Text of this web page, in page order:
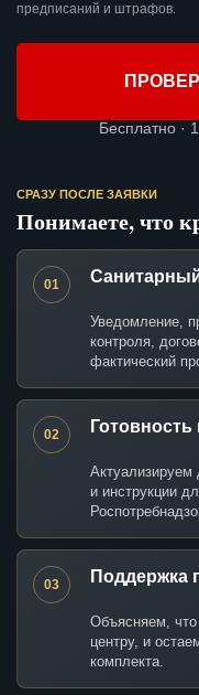
предписаний и штрафов.
Бесплатно ·
СРАЗУ ПОСЛЕ ЗАЯВКИ
Понимаете, что
01
Уведомление,
контроля,
фактический
02 Готовность
и инструкции
03 Поддержка
Объясняем, что
центру, и
комплекта.